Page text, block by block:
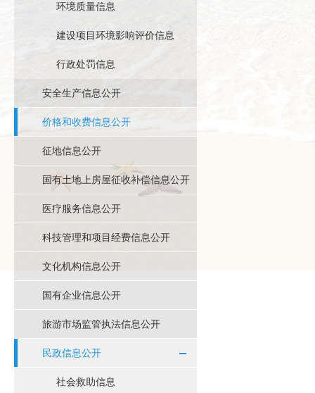
环境质量信息
建设项目环境影响评价信息
行政处罚信息
安全生产信息公开
价格和收费信息公开
征地信息公开
国有土地上房屋征收补偿信息公开
医疗服务信息公开
科技管理和项目经费信息公开
文化机构信息公开
国有企业信息公开
旅游市场监管执法信息公开
民政信息公开
社会救助信息